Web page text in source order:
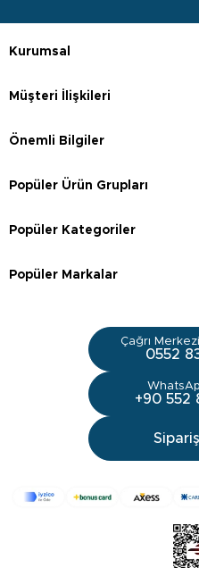
Kurumsal
Müşteri İlişkileri
Önemli Bilgiler
Popüler Ürün Grupları
Popüler Kategoriler
Popüler Markalar
Çağrı
0552
+90 552